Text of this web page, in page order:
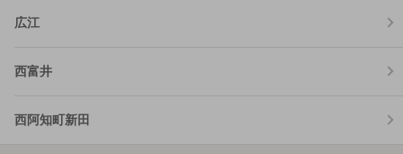
広江
西富井
西阿知町新田